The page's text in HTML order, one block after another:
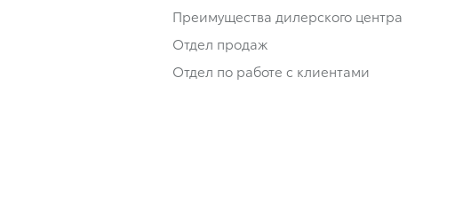
Преимущества дилерского центра
Отдел продаж
Отдел по работе с клиентами